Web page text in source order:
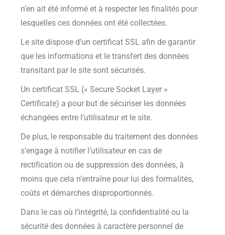
n’en ait été informé et à respecter les finalités pour
lesquelles ces données ont été collectées.
Le site dispose d’un certificat SSL afin de garantir
que les informations et le transfert des données
transitant par le site sont sécurisés.
Un certificat SSL (« Secure Socket Layer »
Certificate) a pour but de sécuriser les données
échangées entre l’utilisateur et le site.
De plus, le responsable du traitement des données
s’engage à notifier l’utilisateur en cas de
rectification ou de suppression des données, à
moins que cela n’entraîne pour lui des formalités,
coûts et démarches disproportionnés.
Dans le cas où l’intégrité, la confidentialité ou la
sécurité des données à caractère personnel de